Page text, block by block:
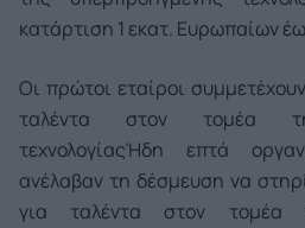
κατάρτιση 1 εκατ. Ευρωπαίων
Οι πρώτοι εταίροι
ταλέντα στον τομέα
τεχνολογίαςΉδη επτά
ανέλαβαν τη δέσμευση να
για ταλέντα στον τομέα